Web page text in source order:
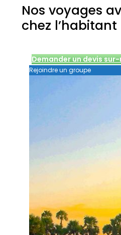
Nos voyages
chez l’habitant
Demander un devis
Rejoindre un groupe